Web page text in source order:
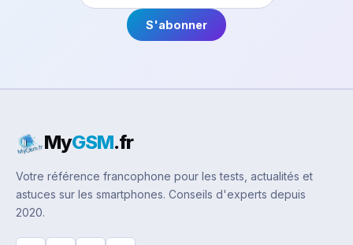
S'abonner
MyGSM.fr
Votre référence francophone pour les tests, actualités et
astuces sur les smartphones. Conseils d'experts depuis
2020.